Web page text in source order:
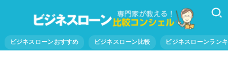
ビジネスローンおすすめ ビジネスローン比較 ビジネスローンラン